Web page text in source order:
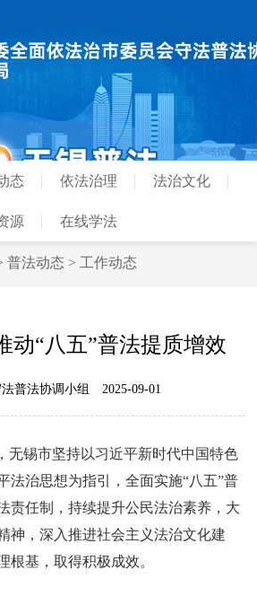
态 依法治理 法治文化
源 在线学法
普法动态 > 工作动态
动“八五”普法提质增效
普法协调小组 2025-09-01
锡市坚持以习近平新时代中国特色
法治思想为指引，全面实施“八五”普
责任制，持续提升公民法治素养，大
神，深入推进社会主义法治文化建
根基，取得积极成效。